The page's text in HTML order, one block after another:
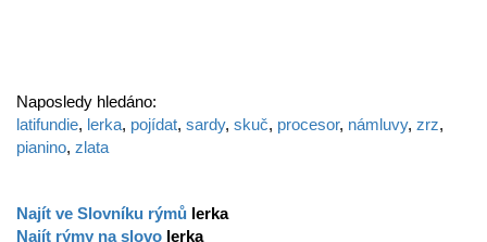
Naposledy hledáno:
latifundie, lerka, pojídat, sardy, skuč, procesor, námluvy, zrz,
pianino, zlata
Najít ve Slovníku rýmů lerka
Najít rýmy na slovo lerka